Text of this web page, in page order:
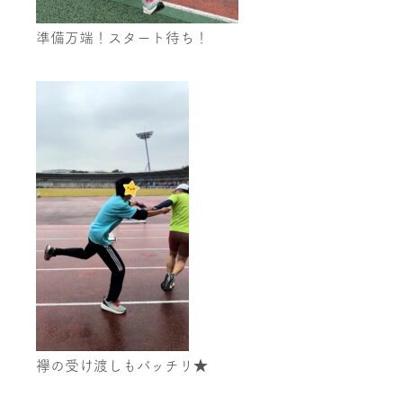
準備万端！スタート待ち！
襷の受け渡しもバッチリ★